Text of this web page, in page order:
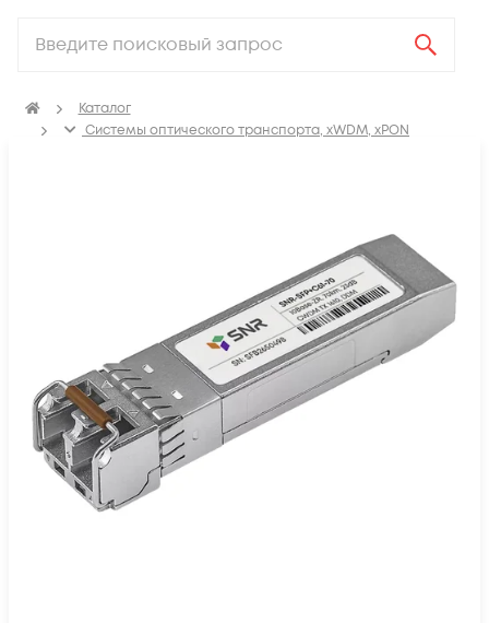
Каталог
Системы оптического транспорта, xWDM, xPON